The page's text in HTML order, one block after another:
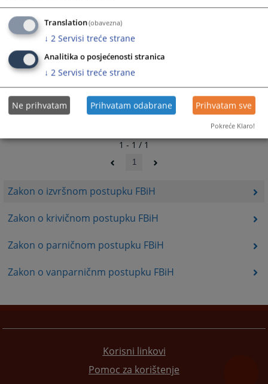
Zakon o izvršnom postupku FBiH
Zakon o krivičnom postupku FBiH
Zakon o parničnom postupku FBiH
Zakon o vanparničnm postupku FBiH
keyboard
shortcuts
for
changing
dates.
shortcuts
for
changing
dates.
1 - 1 / 1
1
Korisni linkovi
Pomoc za korištenje
Translation(obavezna)
↓ 2 Servisi treće strane
Analitika o posjećenosti stranica
↓ 2 Servisi treće strane
Ne prihvatam Prihvatam odabrane Prihvatam sve
Pokreće Klaro!